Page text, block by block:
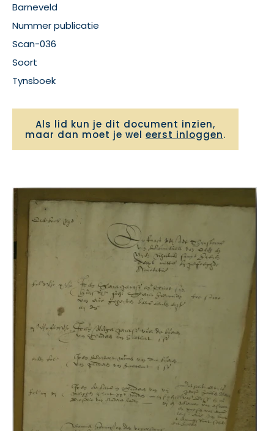
Barneveld
Nummer publicatie
Scan-036
Soort
Tynsboek
Als lid kun je dit document inzien,
maar dan moet je wel eerst inloggen.